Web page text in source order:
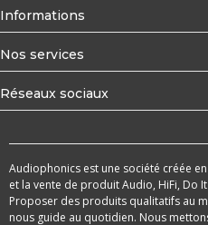
Informations
Nos services
Réseaux sociaux
Audiophonics est une société créée
et la vente de produit Audio, HiFi, Do
Proposer des produits qualitatifs au
nous guide au quotidien. Nous